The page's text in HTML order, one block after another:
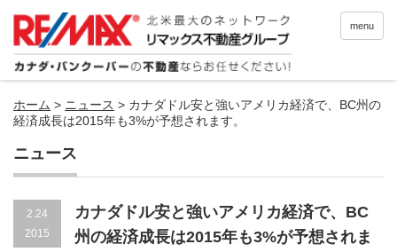
menu
ホーム > ニュース > カナダドル安と強いアメリカ経済で、BC州の
経済成長は2015年も3%が予想されます。
ニュース
2.24
2015
カナダドル安と強いアメリカ経済で、BC
州の経済成長は2015年も3%が予想されま